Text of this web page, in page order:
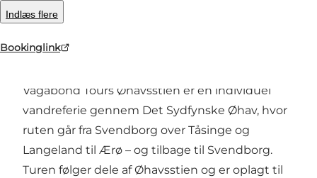
Indlæs flere
Bookinglink
Vagabond Tours Øhavsstien – vandreferie i Det
Vagabond Tours Øhavsstien er en individuel
vandreferie gennem Det Sydfynske Øhav, hvor
ruten går fra Svendborg over Tåsinge og
Langeland til Ærø – og tilbage til Svendborg.
Turen følger dele af Øhavsstien og er oplagt til